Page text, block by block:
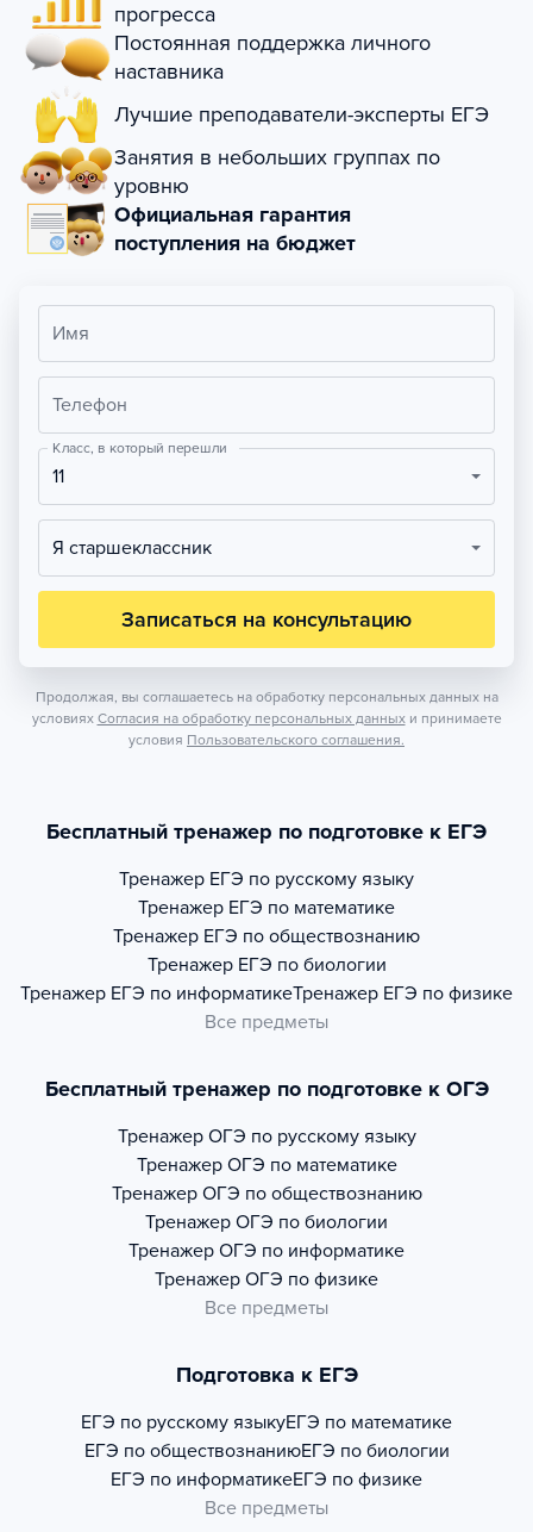
прогресса
Постоянная поддержка личного
наставника
Лучшие преподаватели-эксперты ЕГЭ
Занятия в небольших группах по
уровню
Официальная гарантия
поступления на бюджет
Имя
Телефон
Класс, в который перешли
11
Я старшеклассник
Записаться на консультацию
Продолжая, вы соглашаетесь на обработку персональных данных на
условиях Согласия на обработку персональных данных и принимаете
условия Пользовательского соглашения.
Бесплатный тренажер по подготовке к ЕГЭ
Тренажер ЕГЭ по русскому языку
Тренажер ЕГЭ по математике
Тренажер ЕГЭ по обществознанию
Тренажер ЕГЭ по биологии
Тренажер ЕГЭ по информатикеТренажер ЕГЭ по физике
Все предметы
Бесплатный тренажер по подготовке к ОГЭ
Тренажер ОГЭ по русскому языку
Тренажер ОГЭ по математике
Тренажер ОГЭ по обществознанию
Тренажер ОГЭ по биологии
Тренажер ОГЭ по информатике
Тренажер ОГЭ по физике
Все предметы
Подготовка к ЕГЭ
ЕГЭ по русскому языкуЕГЭ по математике
ЕГЭ по обществознаниюЕГЭ по биологии
ЕГЭ по информатикеЕГЭ по физике
Все предметы